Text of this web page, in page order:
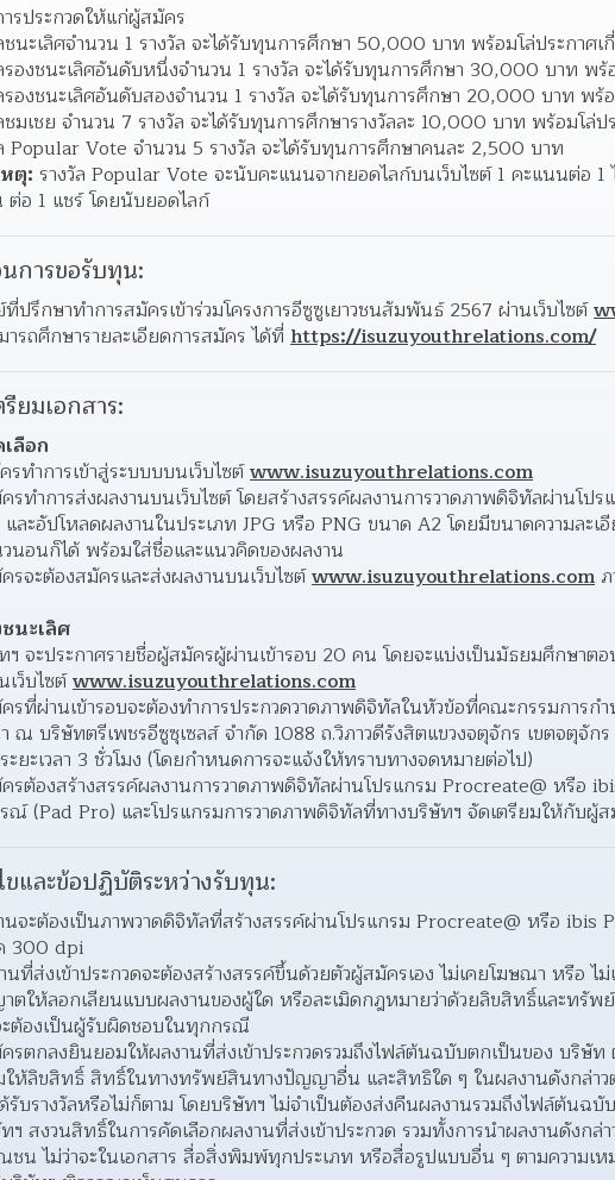
ารประกวดให้แก่ผู้สมัคร
ชนะเลิศจำนวน 1 รางวัล จะได้รับทุนการศึกษา 50,000 บาท พร้อมโล่ประกาศ
รองชนะเลิศอันดับหนึ่งจำนวน 1 รางวัล จะได้รับทุนการศึกษา 30,000 บาท พ
รองชนะเลิศอันดับสองจำนวน 1 รางวัล จะได้รับทุนการศึกษา 20,000 บาท พร้
ชมเชย จำนวน 7 รางวัล จะได้รับทุนการศึกษารางวัลละ 10,000 บาท พร้อมโล่
Popular Vote จำนวน 5 รางวัล จะได้รับทุนการศึกษาคนละ 2,500 บาท
ตุ: รางวัล Popular Vote จะนับคะแนนจากยอดไลก์บนเว็บไซต์ 1 คะแนนต่อ 1
ต่อ 1 แชร์ โดยนับยอดไลก์
การขอรับทุน:
ที่ปรึกษาทำการสมัครเข้าร่วมโครงการอีซูซูเยาวชนสัมพันธ์ 2567 ผ่านเว็บไซต์
ารถศึกษารายละเอียดการสมัคร ได้ที่ https://isuzuyouthrelations.com/
รียมเอกสาร:
ลือก
รทำการเข้าสู่ระบบบบนเว็บไซต์ www.isuzuyouthrelations.com
รทำการส่งผลงานบนเว็บไซต์ โดยสร้างสรรค์ผลงานการวาดภาพดิจิทัลผ่านโ
ละอัปโหลดผลงานในประเภท JPG หรือ PNG ขนาด A2 โดยมีขนาดความละ
นอนก็ได้ พร้อมใส่ชื่อและแนวคิดของผลงาน
รจะต้องสมัครและส่งผลงานบนเว็บไซต์ www.isuzuyouthrelations.com
นะเลิศ
ฯ จะประกาศรายชื่อผู้สมัครผู้ผ่านเข้ารอบ 20 คน โดยจะแบ่งเป็นมัธยมศึกษา
ว็บไซต์ www.isuzuyouthrelations.com
รที่ผ่านเข้ารอบจะต้องทำการประกวดวาดภาพดิจิทัลในหัวข้อที่คณะกรรมการก
ณ บริษัทตรีเพชรอีซูซุเซลส์ จำกัด 1088 ถ.วิภาวดีรังสิตแขวงจตุจักร เขตจตุจั
ะยะเวลา 3 ชั่วโมง (โดยกำหนดการจะแจ้งให้ทราบทางจดหมายต่อไป)
รต้องสร้างสรรค์ผลงานการวาดภาพดิจิทัลผ่านโปรแกรม Procreate@ หรือ
ณ์ (Pad Pro) และโปรแกรมการวาดภาพดิจิทัลที่ทางบริษัทฯ จัดเตรียมให้กับผู้
ขและข้อปฏิบัติระหว่างรับทุน:
นจะต้องเป็นภาพวาดดิจิทัลที่สร้างสรรค์ผ่านโปรแกรม Procreate@ หรือ ibis
300 dpi
นที่ส่งเข้าประกวดจะต้องสร้างสรรค์ขึ้นด้วยตัวผู้สมัครเอง ไม่เคยโฆษณา หรือ ไ
ตให้ลอกเลียนแบบผลงานของผู้ใด หรือละเมิดกฎหมายว่าด้วยลิขสิทธิ์และทรั
ต้องเป็นผู้รับผิดชอบในทุกกรณี
รตกลงยินยอมให้ผลงานที่ส่งเข้าประกวดรวมถึงไฟล์ต้นฉบับตกเป็นของ บริษัท
ห้ลิขสิทธิ์ สิทธิ์ในทางทรัพย์สินทางปัญญาอื่น และสิทธิใด ๆ ในผลงานดังกล่าว
รับรางวัลหรือไม่ก็ตาม โดยบริษัทฯ ไม่จำเป็นต้องส่งคืนผลงานรวมถึงไฟล์ต้นฉ
ฯ สงวนสิทธิ์ในการคัดเลือกผลงานที่ส่งเข้าประกวด รวมทั้งการนำผลงานดังก
ชน ไม่ว่าจะในเอกสาร สื่อสิ่งพิมพ์ทุกประเภท หรือสื่อรูปแบบอื่น ๆ ตามความเ